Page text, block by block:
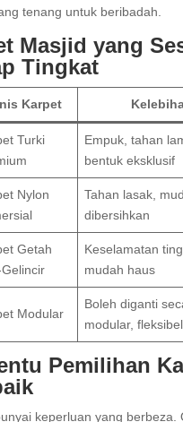
tenang untuk beribadah.
Masjid yang
Tingkat
Karpet
Turki
Empuk, tahan
bentuk eksklusif
Nylon
Tahan lasak,
dibersihkan
Getah
Keselamatan
mudah haus
Modular
Boleh diganti
modular, fleksibel
Pemilihan
keperluan yang berbeza.